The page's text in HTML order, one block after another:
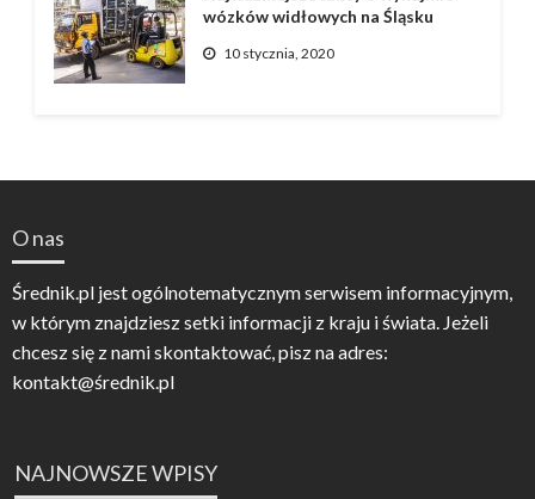
wózków widłowych na Śląsku
10 stycznia, 2020
O nas
Średnik.pl jest ogólnotematycznym serwisem informacyjnym,
w którym znajdziesz setki informacji z kraju i świata. Jeżeli
chcesz się z nami skontaktować, pisz na adres:
kontakt@średnik.pl
NAJNOWSZE WPISY